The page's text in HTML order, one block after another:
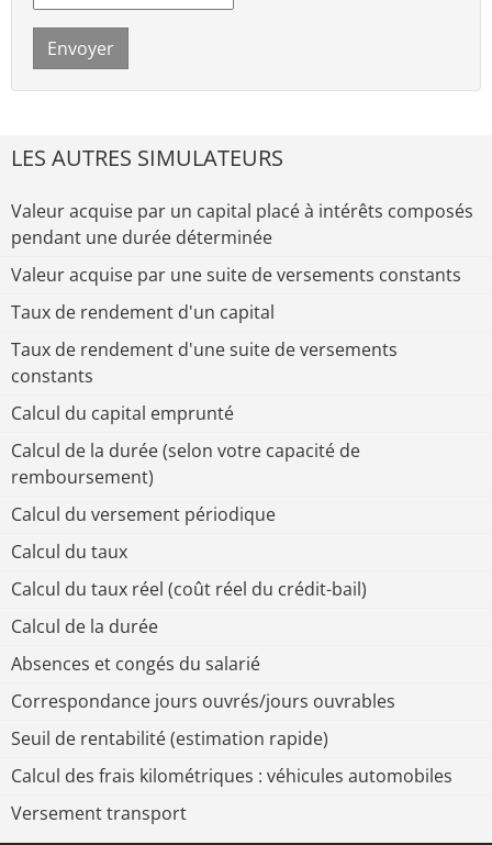
Envoyer
LES AUTRES SIMULATEURS
Valeur acquise par un capital placé à intérêts composés
pendant une durée déterminée
Valeur acquise par une suite de versements constants
Taux de rendement d'un capital
Taux de rendement d'une suite de versements
constants
Calcul du capital emprunté
Calcul de la durée (selon votre capacité de
remboursement)
Calcul du versement périodique
Calcul du taux
Calcul du taux réel (coût réel du crédit-bail)
Calcul de la durée
Absences et congés du salarié
Correspondance jours ouvrés/jours ouvrables
Seuil de rentabilité (estimation rapide)
Calcul des frais kilométriques : véhicules automobiles
Versement transport